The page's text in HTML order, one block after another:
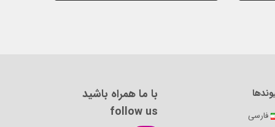
فارسی
با ما همراه باشید
follow us